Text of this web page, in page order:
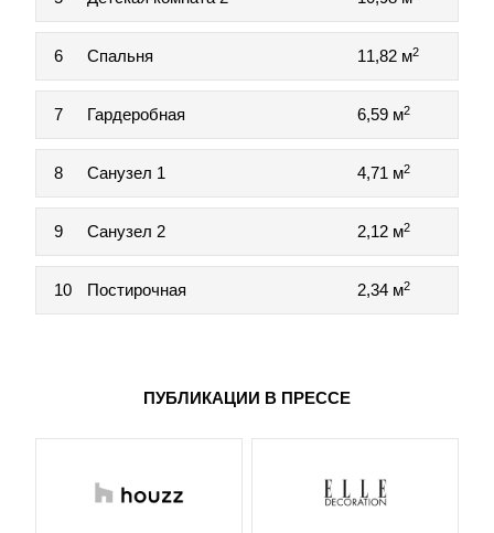
6 Спальня 11,82 м2
7 Гардеробная 6,59 м2
8 Санузел 1 4,71 м2
9 Санузел 2 2,12 м2
10 Постирочная 2,34 м2
ПУБЛИКАЦИИ В ПРЕССЕ